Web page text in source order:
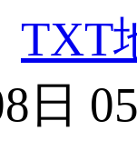
TXT
日